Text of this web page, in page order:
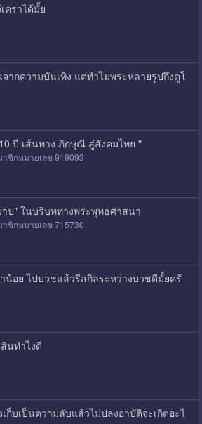
คราได้มั้ย
ากความบันเทิง แต่ทำไมพระหลายรูปถึงดูโ
ปี เส้นทาง ภิกษุณี สู่สังคมไทย "
าชิกหมายเลข 919093
ป" ในบริบททางพระพุทธศาสนา
าชิกหมายเลข 715730
อย ไปบวชแล้วรีสกิลระหว่างบวชดีมั้ยครั
นทำไงดี
ก็บเป็นความลับแล้วไม่ปลงอาบัติจะเกิดอะไ